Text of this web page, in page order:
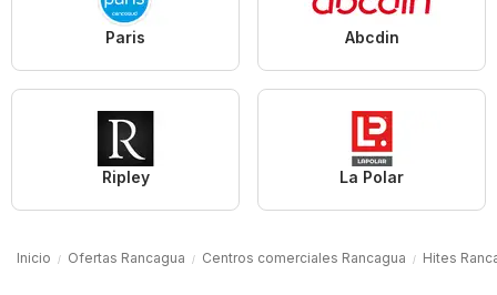
Paris Abcdin
Ripley La Polar
Inicio Ofertas Rancagua Centros comerciales Rancagua Hites